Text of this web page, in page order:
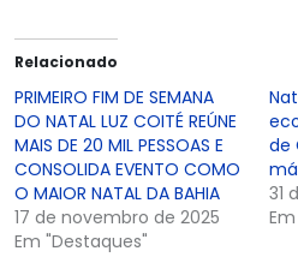
Relacionado
PRIMEIRO FIM DE SEMANA
DO NATAL LUZ COITÉ REÚNE
MAIS DE 20 MIL PESSOAS E
CONSOLIDA EVENTO COMO
O MAIOR NATAL DA BAHIA
17 de novembro de 2025
Em "Destaques"
de
31